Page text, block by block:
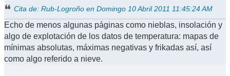
Cita de: Rub-Logroño en Domingo 10 Abril 2011 11:45:24 AM
Echo de menos algunas páginas como nieblas, insolación y
algo de explotación de los datos de temperatura: mapas de
mínimas absolutas, máximas negativas y frikadas así, así
como algo referido a nieve.